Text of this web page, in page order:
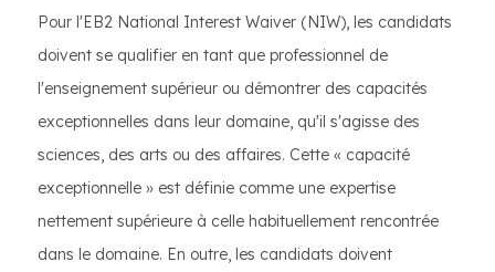
Pour l'EB2 National Interest Waiver (NIW), les candidats
doivent se qualifier en tant que professionnel de
l'enseignement supérieur ou démontrer des capacités
exceptionnelles dans leur domaine, qu'il s'agisse des
sciences, des arts ou des affaires. Cette « capacité
exceptionnelle » est définie comme une expertise
nettement supérieure à celle habituellement rencontrée
dans le domaine. En outre, les candidats doivent